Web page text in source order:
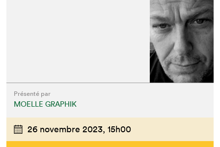
Présenté par
MOELLE GRAPHIK
26 novembre 2023, 15h00